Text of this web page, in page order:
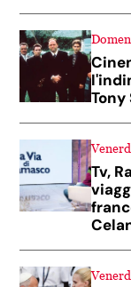
Tony
Tv,